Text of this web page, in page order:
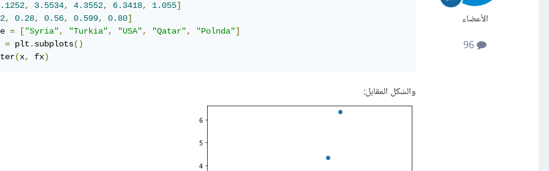
الأعضاء
, 3.5534, 4.3552, 6.3418, 1.055]
, 0.28, 0.56, 0.599, 0.80]
= ["Syria", "Turkia", "USA", "Qatar", "Polnda"]
= plt . subplots()
(x, fx)
والشكل المقابل: